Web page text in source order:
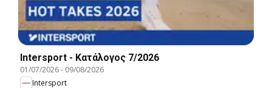
Intersport - Kατάλογος 7/2026
01/07/2026- 09/08/2026
Intersport